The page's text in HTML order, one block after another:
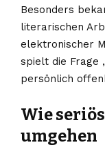
Besonders
literarischen
elektronischer
spielt die Frage
persönlich
Wie
umgehen